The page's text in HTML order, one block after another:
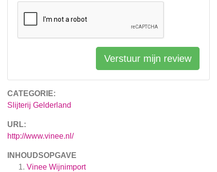
CATEGORIE:
Slijterij Gelderland
URL:
http://www.vinee.nl/
INHOUDSOPGAVE
Vinee Wijnimport
Verstuur mijn review